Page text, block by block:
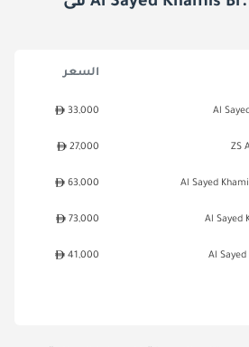
السعر
33,000
27,000
63,000
73,000
41,000